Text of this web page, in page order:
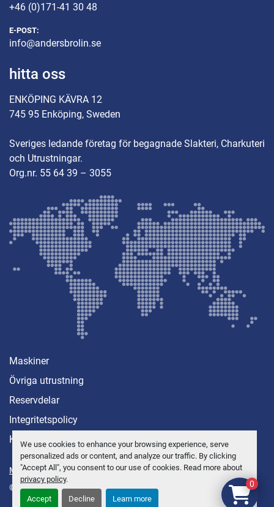
We use cookies to enhance your browsing experience, serve
personalized ads or content, and analyze our traffic. By clicking
"Accept All", you consent to our use of cookies. Read more about
privacy policy.
Accept Decline Learn more
+46 (0)171-41 30 48
E-POST:
info@andersbrolin.se
hitta oss
ENKÖPING KÄVRA 12
745 95 Enköping, Sweden
Sveriges ledande företag för begagnade Slakteri, Charkuteri
och Utrustningar.
Org.nr. 55 64 39 – 3055
Maskiner
Övriga utrustning
Reservdelar
Integritetspolicy
Kontakt
Manage Cookies
© Copyright Anders Brolin AB 2026 0